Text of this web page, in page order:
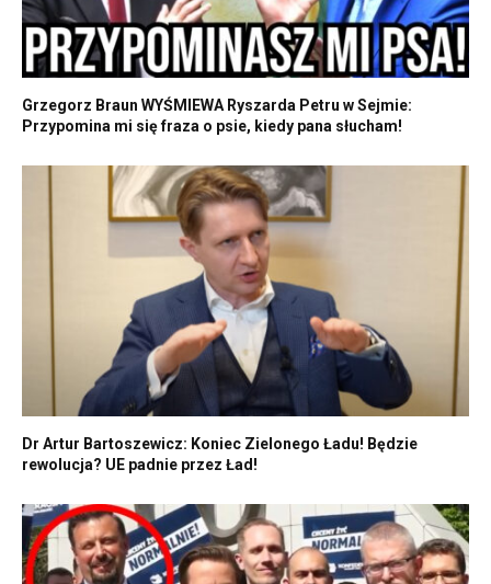
Grzegorz Braun WYŚMIEWA Ryszarda Petru w Sejmie:
Przypomina mi się fraza o psie, kiedy pana słucham!
Dr Artur Bartoszewicz: Koniec Zielonego Ładu! Będzie
rewolucja? UE padnie przez Ład!